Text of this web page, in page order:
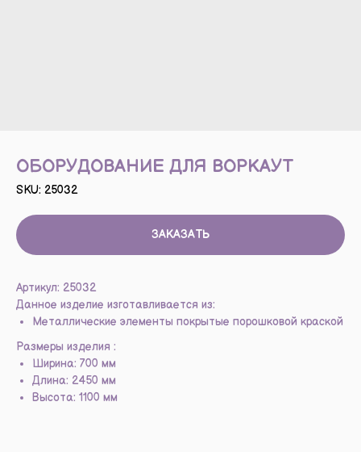
ОБОРУДОВАНИЕ ДЛЯ ВОРКАУТ
SKU: 25032
ЗАКАЗАТЬ
Артикул: 25032
Данное изделие изготавливается из:
Металлические элементы покрытые порошковой краской
Размеры изделия :
Ширина: 700 мм
Длина: 2450 мм
Высота: 1100 мм